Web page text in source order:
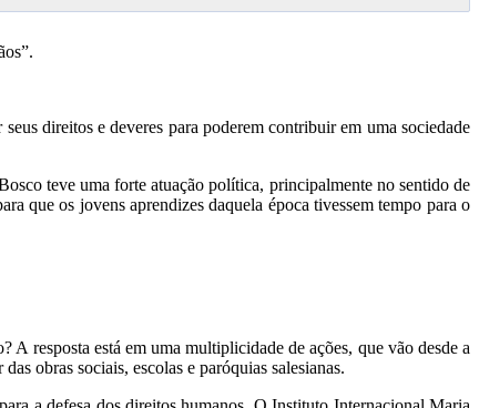
direitos e deveres para poderem contribuir em uma sociedade
teve uma forte atuação política, principalmente no sentido de
que os jovens aprendizes daquela época tivessem tempo para o
resposta está em uma multiplicidade de ações, que vão desde a
obras sociais, escolas e paróquias salesianas.